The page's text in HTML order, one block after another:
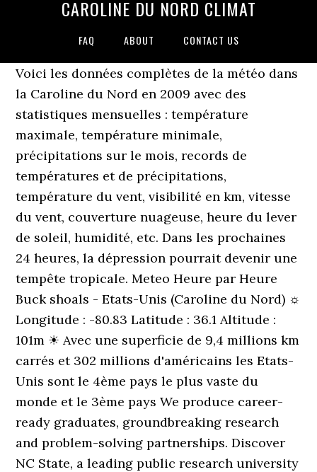
CAROLINE DU NORD CLIMAT
FAQ ABOUT CONTACT US
Voici les données complètes de la météo dans
la Caroline du Nord en 2009 avec des
statistiques mensuelles : température
maximale, température minimale,
précipitations sur le mois, records de
températures et de précipitations,
température du vent, visibilité en km, vitesse
du vent, couverture nuageuse, heure du lever
de soleil, humidité, etc. Dans les prochaines
24 heures, la dépression pourrait devenir une
tempête tropicale. Meteo Heure par Heure
Buck shoals - Etats-Unis (Caroline du Nord) ☼
Longitude : -80.83 Latitude : 36.1 Altitude :
101m ☀ Avec une superficie de 9,4 millions km
carrés et 302 millions d'américains les Etats-
Unis sont le 4ème pays le plus vaste du
monde et le 3ème pays We produce career-
ready graduates, groundbreaking research
and problem-solving partnerships. Discover
NC State, a leading public research university